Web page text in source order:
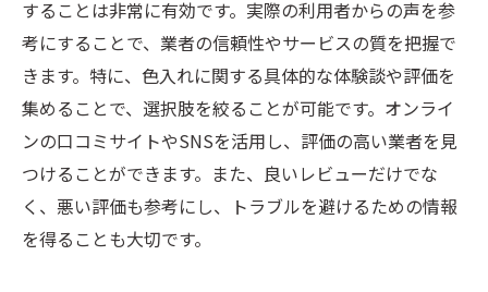
することは非常に有効です。実際の利用者からの声を参
考にすることで、業者の信頼性やサービスの質を把握で
きます。特に、色入れに関する具体的な体験談や評価を
集めることで、選択肢を絞ることが可能です。オンライ
ンの口コミサイトやSNSを活用し、評価の高い業者を見
つけることができます。また、良いレビューだけでな
く、悪い評価も参考にし、トラブルを避けるための情報
を得ることも大切です。